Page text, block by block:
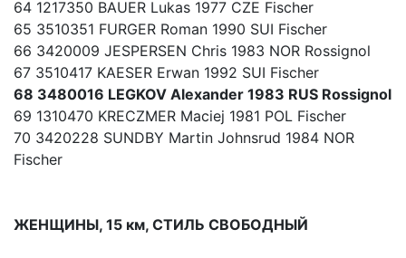
64 1217350 BAUER Lukas 1977 CZE Fischer
65 3510351 FURGER Roman 1990 SUI Fischer
66 3420009 JESPERSEN Chris 1983 NOR Rossignol
67 3510417 KAESER Erwan 1992 SUI Fischer
68 3480016 LEGKOV Alexander 1983 RUS Rossignol
69 1310470 KRECZMER Maciej 1981 POL Fischer
70 3420228 SUNDBY Martin Johnsrud 1984 NOR
Fischer
ЖЕНЩИНЫ, 15 км, СТИЛЬ СВОБОДНЫЙ